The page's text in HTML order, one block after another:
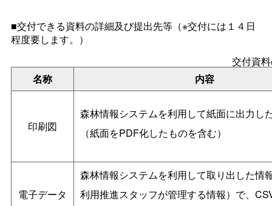
■交付できる資料の詳細及び提出先等（※交付には１４日
程度要します。）
交付資
名称
内容
印刷図
森林情報システムを利用して紙面に出力し
（紙面をPDF化したものを含む）
電子データ
森林情報システムを利用して取り出した情
利用推進スタッフが管理する情報）で、